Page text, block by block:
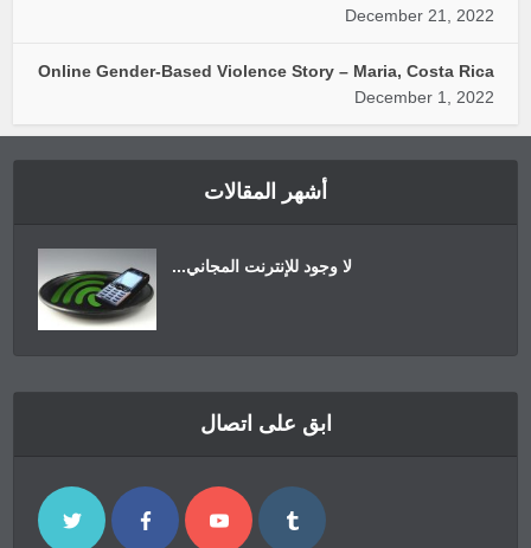
December 21, 2022
Online Gender-Based Violence Story – Maria, Costa Rica
December 1, 2022
أشهر المقالات
لا وجود للإنترنت المجاني...
ابق على اتصال